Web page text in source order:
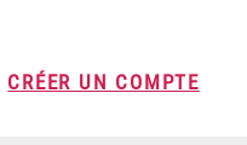
CRÉER UN COMPTE